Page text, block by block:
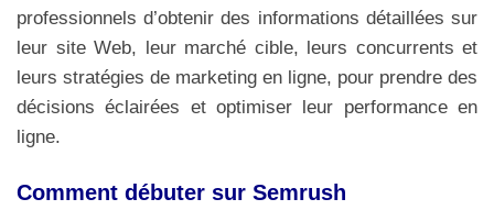
professionnels d’obtenir des informations détaillées sur
leur site Web, leur marché cible, leurs concurrents et
leurs stratégies de marketing en ligne, pour prendre des
décisions éclairées et optimiser leur performance en
ligne.
Comment débuter sur Semrush